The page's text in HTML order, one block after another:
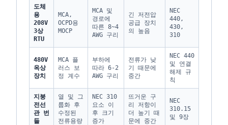
도체
용
208V
3상
RTU
MCA,
OCPD용
MOCP
MCA 및
경로에
따른 8~4
AWG 구리
긴 저전압
공급 장치
의 높음
NEC
440,
430,
310
480V
옥상
장치
MCA 플
러스 보
정 계수
부하에
따라 6-2
AWG 구리
전류가 낮
기 때문에
중간
NEC 440
및 연결
해제 규
칙
지붕
전선
관 번
들
열 및 그
룹화 후
수정된
전류용량
NEC 310
요소 이
후 크기
증가
뜨거운 구
리 저항이
더 높기 때
문에 중간
NEC
310.15
및 9장